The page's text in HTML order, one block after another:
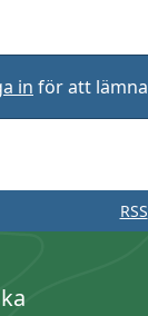
in för att
RSS